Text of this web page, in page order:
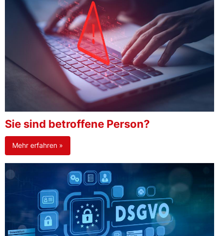
Sie sind betroffene Person?
Mehr erfahren »